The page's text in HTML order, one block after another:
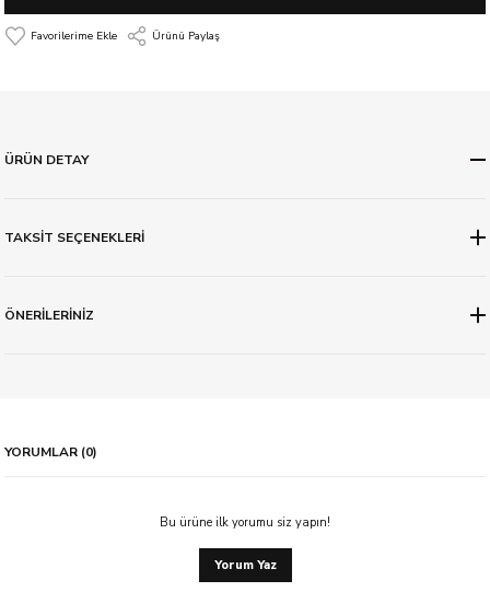
Ürünü Paylaş
ÜRÜN DETAY
TAKSİT SEÇENEKLERİ
ÖNERİLERİNİZ
YORUMLAR (0)
Bu ürüne ilk yorumu siz yapın!
Yorum Yaz